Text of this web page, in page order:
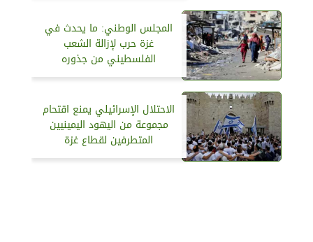
المجلس الوطني: ما يحدث في
غزة حرب لإزالة الشعب
الفلسطيني من جذوره
الاحتلال الإسرائيلي يمنع اقتحام
مجموعة من اليهود اليمينيين
المتطرفين لقطاع غزة